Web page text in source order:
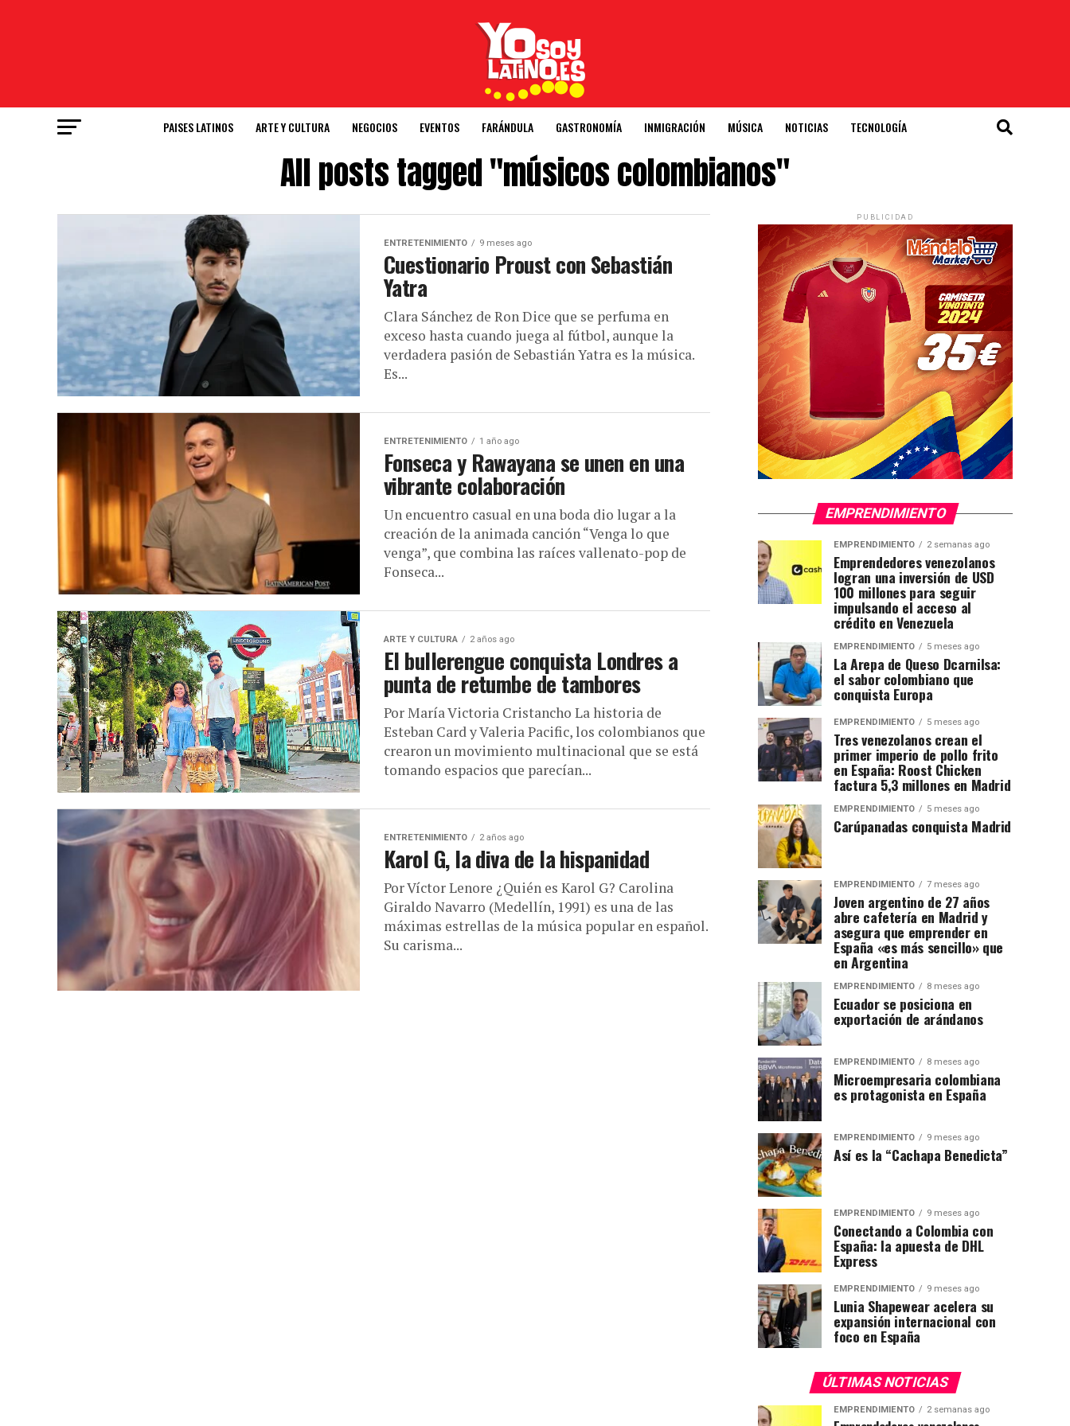
PAISES LATINOS ARTE Y CULTURA NEGOCIOS EVENTOS FARÁNDULA GASTRONOMÍA INMIGRACIÓN MÚSICA NOTICIAS TECNOLOGÍA
All posts tagged "músicos colombianos"
ENTRETENIMIENTO 9 meses ago
Cuestionario Proust con Sebastián
Yatra
Clara Sánchez de Ron Dice que se perfuma en
exceso hasta cuando juega al fútbol, aunque la
verdadera pasión de Sebastián Yatra es la música.
Es...
ENTRETENIMIENTO 1 año ago
Fonseca y Rawayana se unen en una
vibrante colaboración
Un encuentro casual en una boda dio lugar a la
creación de la animada canción “Venga lo que
venga”, que combina las raíces vallenato-pop de
Fonseca...
ARTE Y CULTURA 2 años ago
El bullerengue conquista Londres a
punta de retumbe de tambores
Por María Victoria Cristancho La historia de
Esteban Card y Valeria Pacific, los colombianos que
crearon un movimiento multinacional que se está
tomando espacios que parecían...
ENTRETENIMIENTO 2 años ago
Karol G, la diva de la hispanidad
Por Víctor Lenore ¿Quién es Karol G? Carolina
Giraldo Navarro (Medellín, 1991) es una de las
máximas estrellas de la música popular en español.
Su carisma...
PUBLICIDAD
EMPRENDIMIENTO
EMPRENDIMIENTO 2 semanas ago
Emprendedores venezolanos
logran una inversión de USD
100 millones para seguir
impulsando el acceso al
crédito en Venezuela
EMPRENDIMIENTO 5 meses ago
La Arepa de Queso Dcarnilsa:
el sabor colombiano que
conquista Europa
EMPRENDIMIENTO 5 meses ago
Tres venezolanos crean el
primer imperio de pollo frito
en España: Roost Chicken
factura 5,3 millones en Madrid
EMPRENDIMIENTO 5 meses ago
Carúpanadas conquista Madrid
EMPRENDIMIENTO 7 meses ago
Joven argentino de 27 años
abre cafetería en Madrid y
asegura que emprender en
España «es más sencillo» que
en Argentina
EMPRENDIMIENTO 8 meses ago
Ecuador se posiciona en
exportación de arándanos
EMPRENDIMIENTO 8 meses ago
Microempresaria colombiana
es protagonista en España
EMPRENDIMIENTO 9 meses ago
Así es la “Cachapa Benedicta”
EMPRENDIMIENTO 9 meses ago
Conectando a Colombia con
España: la apuesta de DHL
Express
EMPRENDIMIENTO 9 meses ago
Lunia Shapewear acelera su
expansión internacional con
foco en España
ÚLTIMAS NOTICIAS
EMPRENDIMIENTO 2 semanas ago